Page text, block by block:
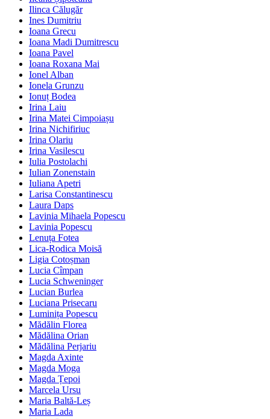
Ilinca Călugăr
Ines Dumitriu
Ioana Grecu
Ioana Madi Dumitrescu
Ioana Pavel
Ioana Roxana Mai
Ionel Alban
Ionela Grunzu
Ionuț Bodea
Irina Laiu
Irina Matei Cimpoiașu
Irina Nichifiriuc
Irina Olariu
Irina Vasilescu
Iulia Postolachi
Iulian Zonenstain
Iuliana Apetri
Larisa Constantinescu
Laura Daps
Lavinia Mihaela Popescu
Lavinia Popescu
Lenuța Fotea
Lica-Rodica Moisă
Ligia Cotoșman
Lucia Cîmpan
Lucia Schweninger
Lucian Burlea
Luciana Prisecaru
Luminița Popescu
Mădălin Florea
Mădălina Orian
Mădălina Perjariu
Magda Axinte
Magda Moga
Magda Țepoi
Marcela Ursu
Maria Baltă-Leș
Maria Lada